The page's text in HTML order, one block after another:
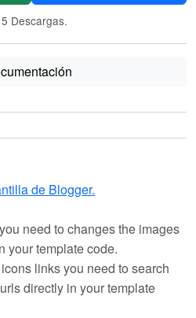
Descargas.
de Blogger.
need to changes the images
your template code.
links you need to search
directly in your template